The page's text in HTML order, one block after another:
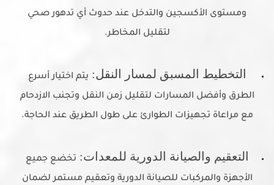
ومستوى الأكسجين والتدخل عند حدوث أي تدهور صحي
لتقليل المخاطر.
التخطيط المسبق لمسار النقل: يتم اختيار أسرع
الطرق وأفضل المسارات لتقليل زمن النقل وتجنب الازدحام
مع مراعاة تجهيزات الطوارئ على طول الطريق عند الحاجة.
التعقيم والصيانة الدورية للمعدات: تخضع جميع
الأجهزة والمركبات للصيانة الدورية وتعقيم مستمر لضمان